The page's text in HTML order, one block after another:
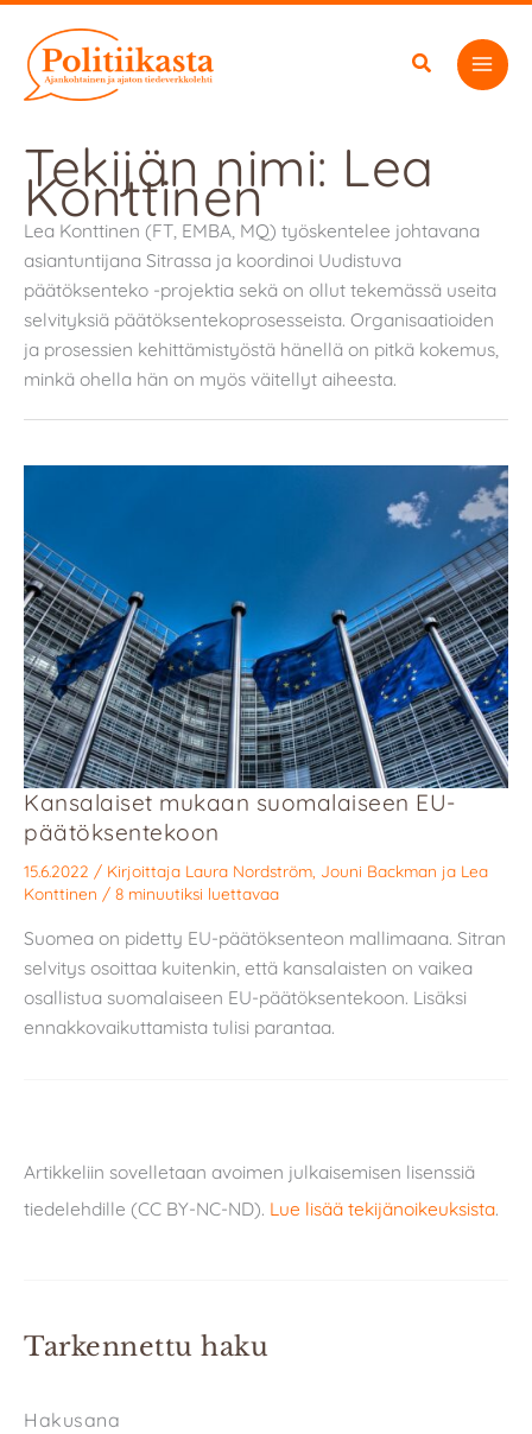
sisältöön
Tekijän nimi: Lea
Konttinen
Lea Konttinen (FT, EMBA, MQ) työskentelee johtavana
asiantuntijana Sitrassa ja koordinoi Uudistuva
päätöksenteko -projektia sekä on ollut tekemässä useita
selvityksiä päätöksentekoprosesseista. Organisaatioiden
ja prosessien kehittämistyöstä hänellä on pitkä kokemus,
minkä ohella hän on myös väitellyt aiheesta.
Kansalaiset mukaan suomalaiseen EU-
päätöksentekoon
15.6.2022 / Kirjoittaja Laura Nordström Jouni Backman ja Lea
Konttinen / 8 minuutiksi luettavaa
Suomea on pidetty EU-päätöksenteon mallimaana. Sitran
selvitys osoittaa kuitenkin, että kansalaisten on vaikea
osallistua suomalaiseen EU-päätöksentekoon. Lisäksi
ennakkovaikuttamista tulisi parantaa.
Artikkeliin sovelletaan avoimen julkaisemisen lisenssiä
tiedelehdille (CC BY-NC-ND). Lue lisää tekijänoikeuksista.
Tarkennettu haku
Hakusana